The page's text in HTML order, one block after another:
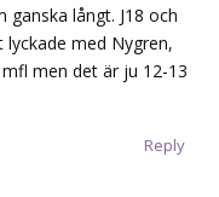
långt. J18 och
med Nygren,
men det är ju 12-13
Reply